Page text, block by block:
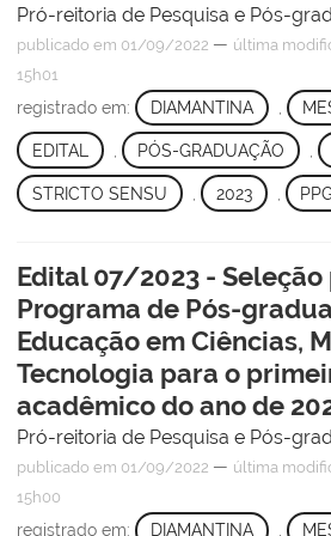
Pró-reitoria de Pesquisa e Pós-
publicado em 01/09/2022 — última
15h01
registrado em: DIAMANTINA
EDITAL PÓS-GRADUAÇÃO
STRICTO SENSU 2023
Edital 07/2023 - Seleção
Programa de Pós-
Educação em Ciências,
Tecnologia para o
acadêmico do ano de
Pró-reitoria de Pesquisa e Pós-
publicado em 01/09/2022 — última
15h00
registrado em: DIAMANTINA ,